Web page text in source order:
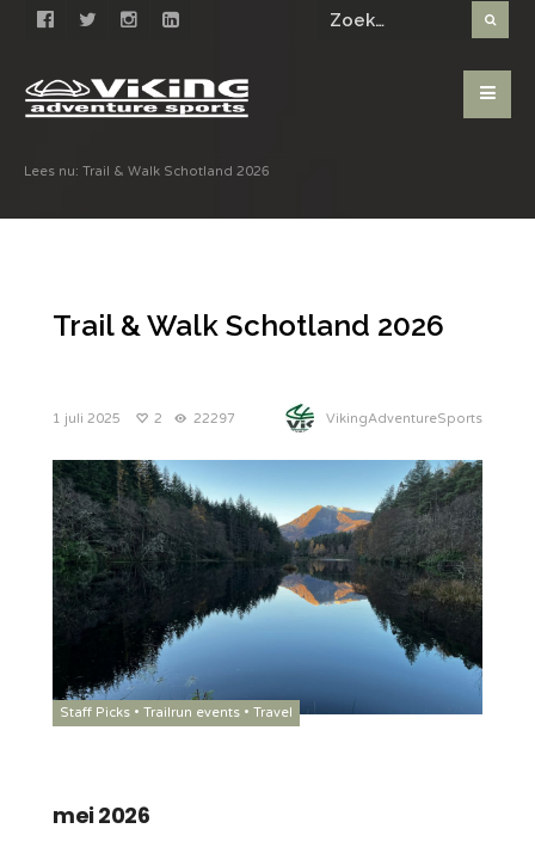
Lees nu: Trail & Walk Schotland 2026
Trail & Walk Schotland 2026
1 juli 2025 2 22297 VikingAdventureSports
Staff Picks • Trailrun events • Travel
mei 2026